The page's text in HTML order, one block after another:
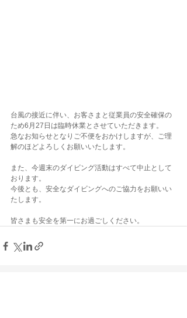
台風の接近に伴い、お客さまと従業員の安全確保の
ため6月27日は臨時休業とさせていただきます。
急なお知らせとなりご不便をおかけしますが、ご理
解のほどよろしくお願いいたします。
また、今週末のダイビング活動はすべて中止として
おります。
今後とも、安全なダイビングへのご協力をお願いい
たします。
皆さまも安全を第一にお過ごしください。